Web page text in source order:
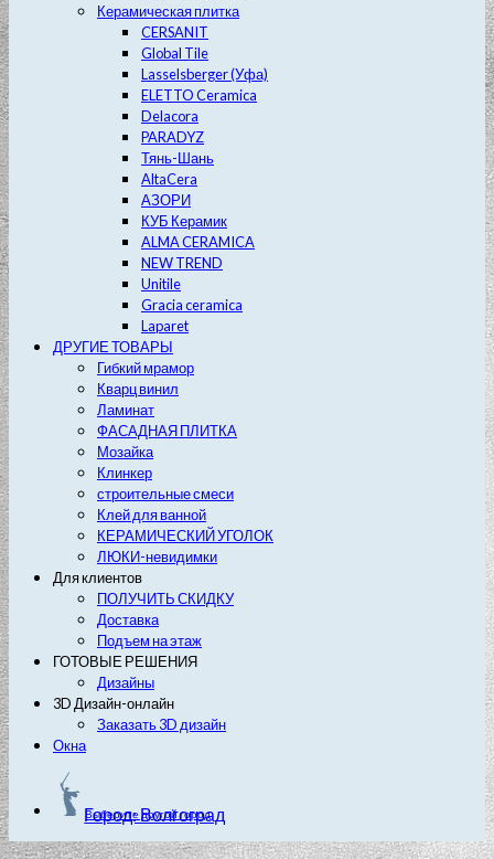
Керамическая плитка
CERSANIT
Global Tile
Lasselsberger (Уфа)
ELETTO Ceramica
Delacora
PARADYZ
Тянь-Шань
AltaCera
АЗОРИ
КУБ Керамик
ALMA CERAMICA
NEW TREND
Unitile
Gracia ceramica
Laparet
ДРУГИЕ ТОВАРЫ
Гибкий мрамор
Кварц винил
Ламинат
ФАСАДНАЯ ПЛИТКА
Мозайка
Клинкер
строительные смеси
Клей для ванной
КЕРАМИЧЕСКИЙ УГОЛОК
ЛЮКИ-невидимки
Для клиентов
ПОЛУЧИТЬ СКИДКУ
Доставка
Подъем на этаж
ГОТОВЫЕ РЕШЕНИЯ
Дизайны
3D Дизайн-онлайн
Заказать 3D дизайн
Окна
Город: Волгоград
Выберите другой город